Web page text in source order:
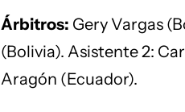
Árbitros: Gery Vargas
(Bolivia). Asistente 2:
Aragón (Ecuador).